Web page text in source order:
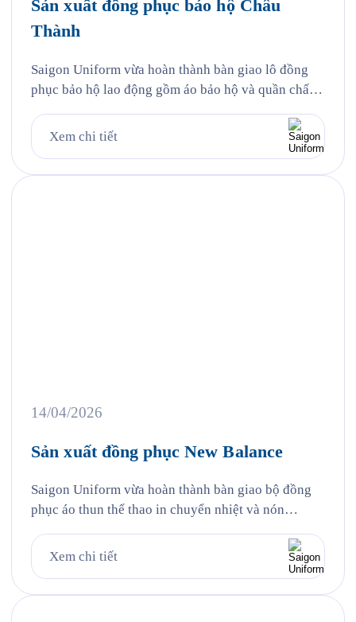
Sản xuất đồng phục bảo hộ Châu
Thành
Saigon Uniform vừa hoàn thành bàn giao lô đồng
phục bảo hộ lao động gồm áo bảo hộ và quần chất
Châu Thành (Châu Thành Petro) — một trong
những thương nhân phân phối xăng dầu lớn tại khu
Xem chi tiết
14/04/2026
Sản xuất đồng phục New Balance
Saigon Uniform vừa hoàn thành bàn giao bộ đồng
phục áo thun thể thao in chuyển nhiệt và nón
Balance Việt Nam — đại diện của thương hiệu thể
thao Mỹ được thành lập từ năm 1906 tại Boston,
Xem chi tiết